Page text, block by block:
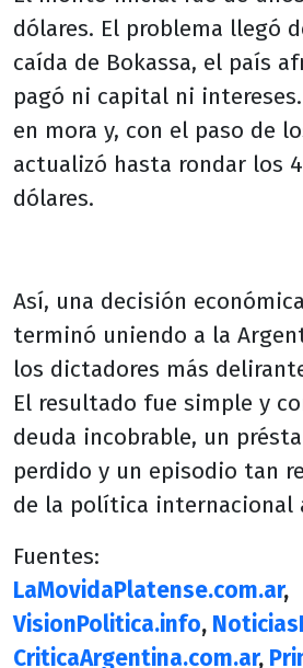
dólares. El problema llegó
caída de Bokassa, el país
pagó ni capital ni
en mora y, con el paso de
actualizó hasta rondar los
dólares.
Así, una decisión
terminó uniendo a la
los dictadores más
El resultado fue simple y
deuda incobrable, un
perdido y un episodio tan
de la política internacional
Fuentes:
LaMovidaPlatense.com.ar,
VisionPolitica.info,
CriticaArgentina.com.ar,